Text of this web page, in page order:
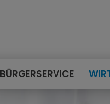
BÜRGERSERVICE